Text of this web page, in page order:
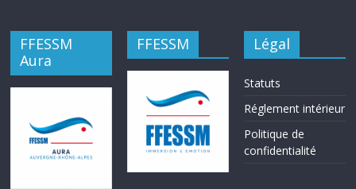
FFESSM
Aura
FFESSM Légal
Statuts
Réglement intérieur
Politique de
confidentialité